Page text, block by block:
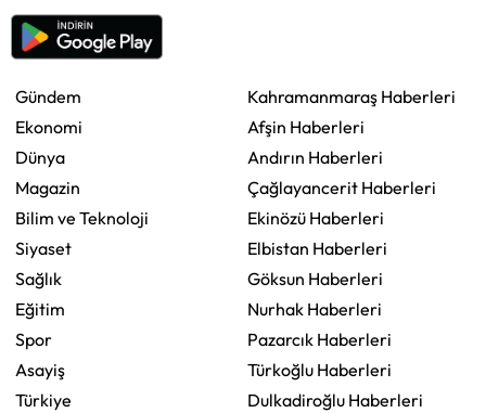
Gündem
Ekonomi
Dünya
Magazin
Bilim ve Teknoloji
Siyaset
Sağlık
Eğitim
Spor
Asayiş
Türkiye
Kahramanmaraş Haberleri
Afşin Haberleri
Andırın Haberleri
Çağlayancerit Haberleri
Ekinözü Haberleri
Elbistan Haberleri
Göksun Haberleri
Nurhak Haberleri
Pazarcık Haberleri
Türkoğlu Haberleri
Dulkadiroğlu Haberleri